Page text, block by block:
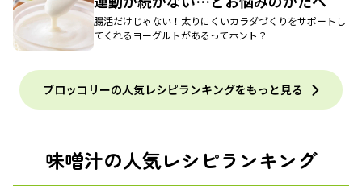
腸活だけじゃない！太りにくいカラダづくりをサポートし
てくれるヨーグルトがあるってホント？
ブロッコリーの人気レシピランキングをもっと見る
味噌汁の人気レシピランキング